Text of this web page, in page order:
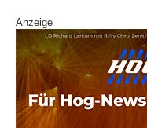
Anzeige